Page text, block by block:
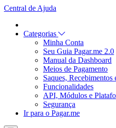
Central de Ajuda
Categorias
Minha Conta
Seu Guia Pagar.me 2.0
Manual da Dashboard
Meios de Pagamento
Saques, Recebimentos
Funcionalidades
API, Módulos e
Segurança
Ir para o Pagar.me